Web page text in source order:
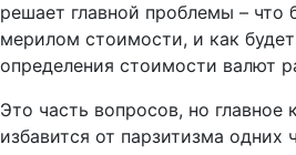
решает главной проблемы – что
мерилом стоимости, и как
определения стоимости валют
Это часть вопросов, но главное
избавится от парзитизма одних